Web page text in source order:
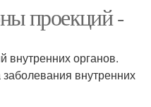
проекций -
внутренних органов.
внутренних